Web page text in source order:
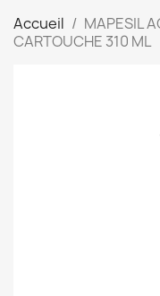
Accueil
MAPESIL
CARTOUCHE 310 ML